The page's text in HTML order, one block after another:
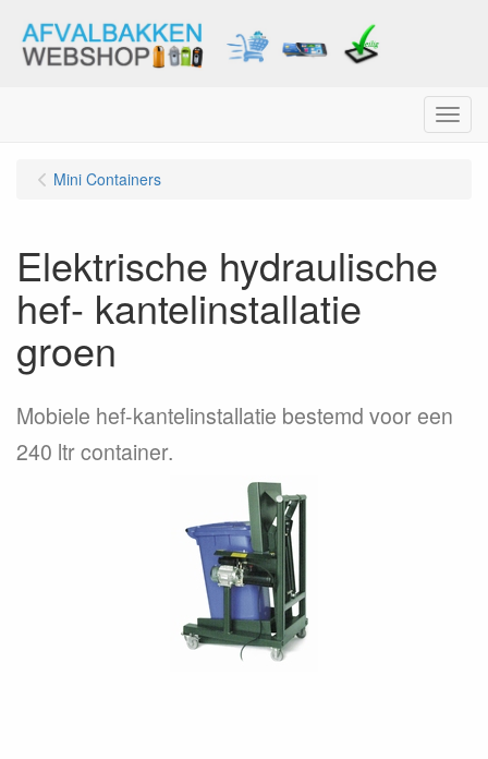
Menu
Mini Containers
Elektrische hydraulische
hef- kantelinstallatie
groen
Mobiele hef-kantelinstallatie bestemd voor een
240 ltr container.